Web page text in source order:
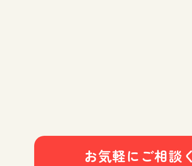
お気軽にご相談